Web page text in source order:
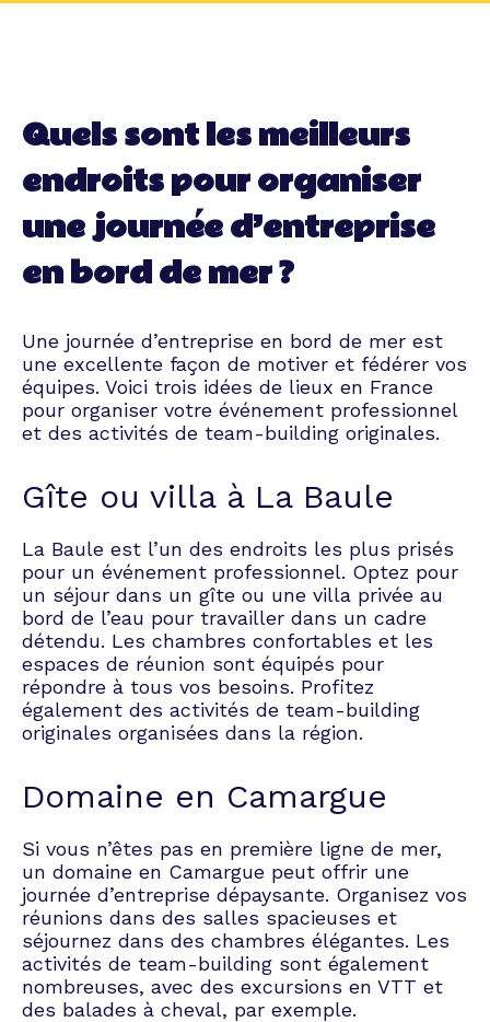
Quels sont les meilleurs
endroits pour organiser
une journée d’entreprise
en bord de mer ?
Une journée d’entreprise en bord de mer est
une excellente façon de motiver et fédérer vos
équipes. Voici trois idées de lieux en France
pour organiser votre événement professionnel
et des activités de team-building originales.
Gîte ou villa à La Baule
La Baule est l’un des endroits les plus prisés
pour un événement professionnel. Optez pour
un séjour dans un gîte ou une villa privée au
bord de l’eau pour travailler dans un cadre
détendu. Les chambres confortables et les
espaces de réunion sont équipés pour
répondre à tous vos besoins. Profitez
également des activités de team-building
originales organisées dans la région.
Domaine en Camargue
Si vous n’êtes pas en première ligne de mer,
un domaine en Camargue peut offrir une
journée d’entreprise dépaysante. Organisez vos
réunions dans des salles spacieuses et
séjournez dans des chambres élégantes. Les
activités de team-building sont également
nombreuses, avec des excursions en VTT et
des balades à cheval, par exemple.